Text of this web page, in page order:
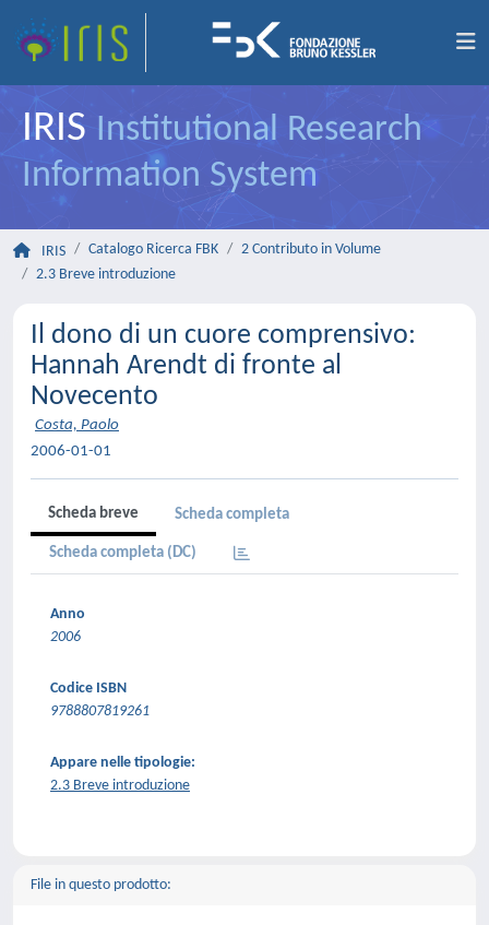
IRIS Institutional Research
Information System
IRIS Catalogo Ricerca FBK
2 Contributo in Volume
2.3 Breve introduzione
Il dono di un cuore comprensivo:
Hannah Arendt di fronte al
Novecento
Costa, Paolo
2006-01-01
Scheda breve Scheda completa
Scheda completa (DC)
Anno
2006
Codice ISBN
9788807819261
Appare nelle tipologie:
2.3 Breve introduzione
File in questo prodotto: